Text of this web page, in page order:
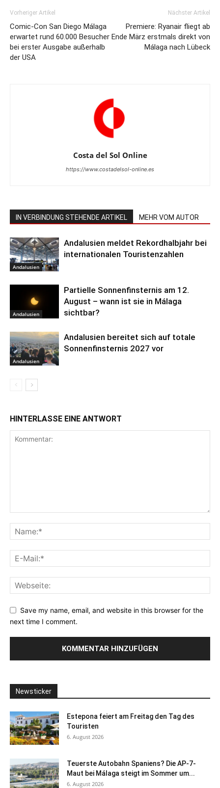
Vorheriger Artikel
Comic-Con San Diego Málaga
erwartet rund 60.000 Besucher
bei erster Ausgabe außerhalb
der USA
Nächster Artikel
Premiere: Ryanair fliegt ab
Ende März erstmals direkt von
Málaga nach Lübeck
Costa del Sol Online
https://www.costadelsol-online.es
IN VERBINDUNG STEHENDE ARTIKEL MEHR VOM AUTOR
Andalusien
Andalusien meldet Rekordhalbjahr bei
internationalen Touristenzahlen
Andalusien
Partielle Sonnenfinsternis am 12.
August – wann ist sie in Málaga
sichtbar?
Andalusien
Andalusien bereitet sich auf totale
Sonnenfinsternis 2027 vor
HINTERLASSE EINE ANTWORT
Save my name, email, and website in this browser for the
next time I comment.
Newsticker
Estepona feiert am Freitag den Tag des
Touristen
6. August 2026
Teuerste Autobahn Spaniens? Die AP-7-
Maut bei Málaga steigt im Sommer um...
6. August 2026